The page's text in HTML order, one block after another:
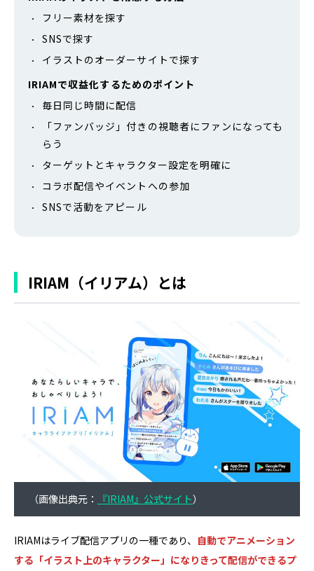
フリー素材を探す
SNSで探す
イラストのオーダーサイトで探す
IRIAMで収益化するためのポイント
毎日同じ時間に配信
「ファンバッジ」付きの視聴者にファンになっても
らう
ターゲットとキャラクター設定を明確に
コラボ配信やイベントへの参加
SNSで活動をアピール
IRIAM（イリアム）とは
（画像出典元： 『IRIAM』公式サイト）
IRIAMはライブ配信アプリの一種であり、 自動でアニメーション
する「イラスト上のキャラクター」になりきって配信ができるプ